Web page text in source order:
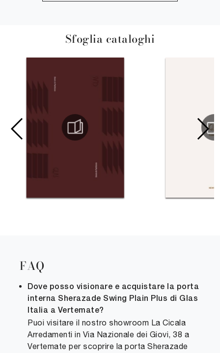
Sfoglia cataloghi
FAQ
Dove posso visionare e acquistare la porta
interna Sherazade Swing Plain Plus di Glas
Italia a Vertemate?
Puoi visitare il nostro showroom La Cicala
Arredamenti in Via Nazionale dei Giovi, 38 a
Vertemate per scoprire la porta Sherazade